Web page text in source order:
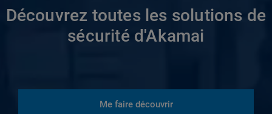
Découvrez toutes les solutions de
sécurité d'Akamai
Me faire découvrir